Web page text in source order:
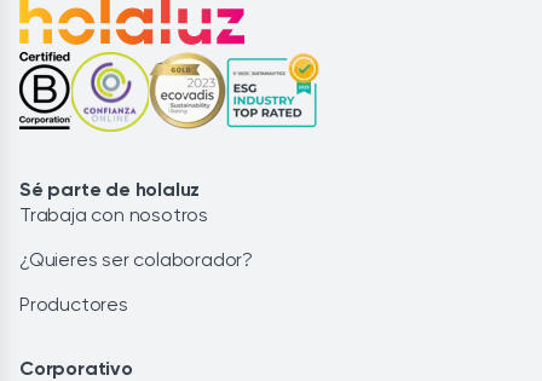
Sé parte de holaluz
Trabaja con nosotros
¿Quieres ser colaborador?
Productores
Corporativo